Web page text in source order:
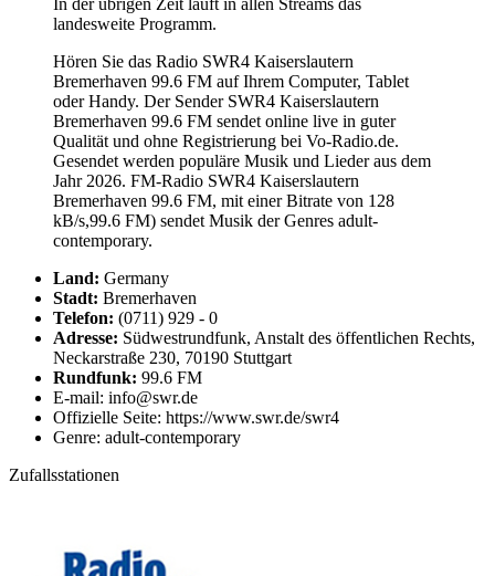
landesweite Programm.
Hören Sie das Radio SWR4 Kaiserslautern
Bremerhaven 99.6 FM auf Ihrem Computer, Tablet
oder Handy. Der Sender SWR4 Kaiserslautern
Bremerhaven 99.6 FM sendet online live in guter
Qualität und ohne Registrierung bei Vo-Radio.de.
Gesendet werden populäre Musik und Lieder aus dem
Jahr 2026. FM-Radio SWR4 Kaiserslautern
Bremerhaven 99.6 FM, mit einer Bitrate von 128
kB/s,99.6 FM) sendet Musik der Genres adult-
contemporary.
Land: Germany
Stadt: Bremerhaven
Telefon: (0711) 929 - 0
Adresse: Südwestrundfunk, Anstalt des öffentlichen Rechts,
Neckarstraße 230, 70190 Stuttgart
Rundfunk: 99.6 FM
E-mail: info@swr.de
Offizielle Seite: https://www.swr.de/swr4
Genre: adult-contemporary
Zufallsstationen